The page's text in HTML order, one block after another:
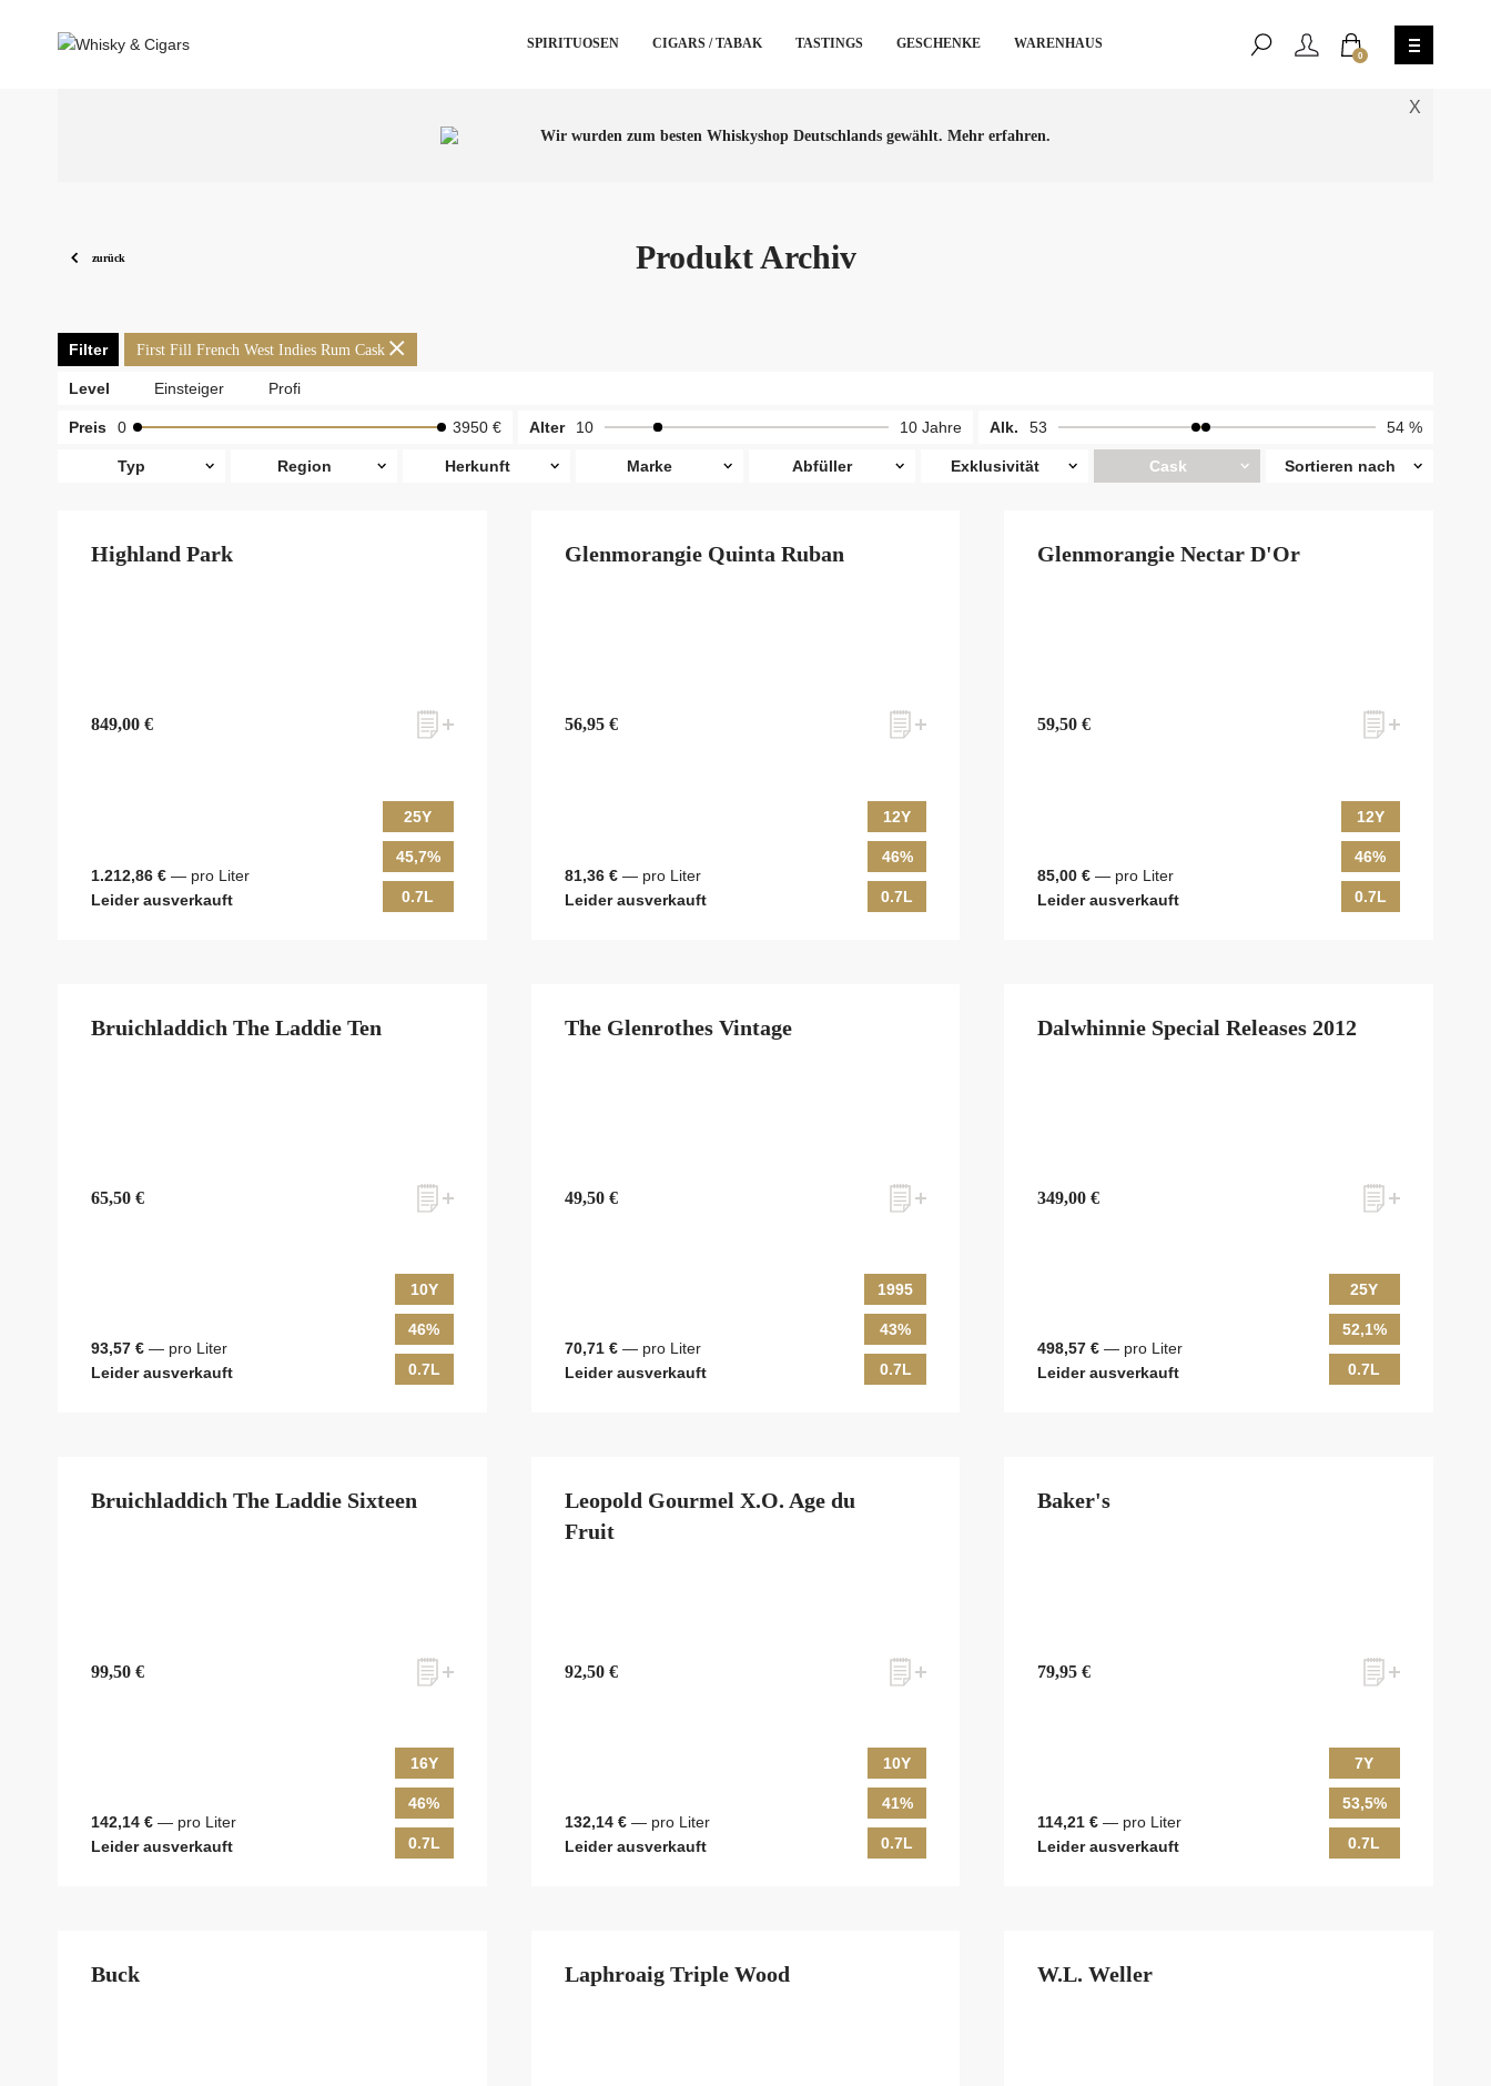
SPIRITUOSEN CIGARS / TABAK TASTINGS GESCHENKE WARENHAUS
0
X
Wir wurden zum besten Whiskyshop Deutschlands gewählt. Mehr erfahren.
zurück Produkt Archiv
Filter First Fill French West Indies Rum Cask
Level Einsteiger Profi
Preis 0 3950 € Alter 10 10 Jahre Alk. 53 54 %
Typ Region Herkunft Marke Abfüller Exklusivität Cask Sortieren nach
Highland Park
849,00 €
1.212,86 € — pro Liter
Leider ausverkauft
25Y
45,7%
0.7L
Glenmorangie Quinta Ruban
56,95 €
81,36 €— pro Liter
Leider ausverkauft
12Y
46%
0.7L
Glenmorangie Nectar D'Or
59,50 €
85,00 € — pro Liter
Leider ausverkauft
12Y
46%
0.7L
Bruichladdich The Laddie Ten
65,50 €
93,57 € — pro Liter
Leider ausverkauft
10Y
46%
0.7L
The Glenrothes Vintage
49,50 €
70,71 €— pro Liter
Leider ausverkauft
1995
43%
0.7L
Dalwhinnie Special Releases 2012
349,00 €
498,57 € — pro Liter
Leider ausverkauft
25Y
52,1%
0.7L
Bruichladdich The Laddie Sixteen
99,50 €
142,14 € — pro Liter
Leider ausverkauft
16Y
46%
0.7L
Leopold Gourmel X.O. Age du
Fruit
92,50 €
132,14 €— pro Liter
Leider ausverkauft
10Y
41%
0.7L
Baker's
79,95 €
114,21 € — pro Liter
Leider ausverkauft
7Y
53,5%
0.7L
Buck Laphroaig Triple Wood W.L. Weller